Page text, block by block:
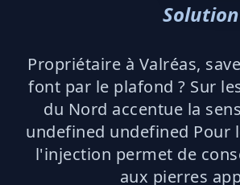
Propriétaire à Valréas,
font par le plafond ? Sur
du Nord accentue la
undefined undefined Pour
l'injection permet de
aux pierres